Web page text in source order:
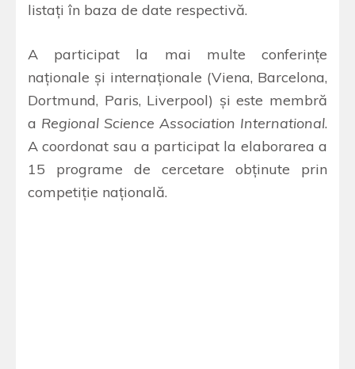
listaţi în baza de date respectivă.
A participat la mai multe conferinţe
naţionale şi internaţionale (Viena, Barcelona,
Dortmund, Paris, Liverpool) şi este membră
a Regional Science Association International.
A coordonat sau a participat la elaborarea a
15 programe de cercetare obţinute prin
competiţie naţională.